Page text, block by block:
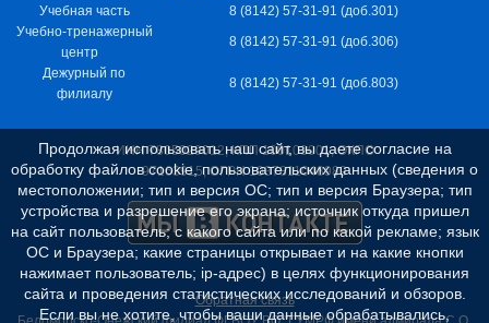
Учебная часть
8 (8142) 57-31-91 (доб.301)
Учебно-тренажерный
центр
8 (8142) 57-31-91 (доб.306)
Дежурный по
филиалу
8 (8142) 57-31-91 (доб.803)
ИНН 7805029012, КПП 100103001, ОКПО
97163915, ОГРН 1037811048989
Обратная связь
Продолжая использовать наш сайт, вы даете согласие на
обработку файлов cookie, пользовательских данных (сведения о
местоположении; тип и версия ОС; тип и версия Браузера; тип
устройства и разрешение его экрана; источник откуда пришел
на сайт пользователь; с какого сайта или по какой рекламе; язык
ОС и Браузера; какие страницы открывает и на какие кнопки
нажимает пользователь; ip-адрес) в целях функционирования
сайта и проведения статистических исследований и обзоров.
Если вы не хотите, чтобы ваши данные обрабатывались,